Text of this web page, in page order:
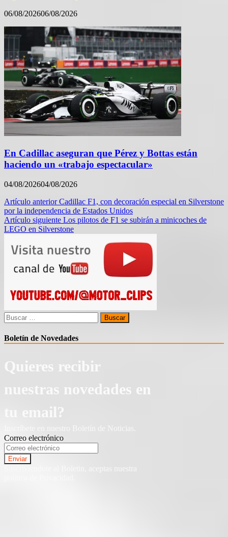
06/08/202606/08/2026
En Cadillac aseguran que Pérez y Bottas están
haciendo un «trabajo espectacular»
04/08/202604/08/2026
Navegación
de
entradas
Artículo anterior Cadillac F1, con decoración especial en Silverstone
por la independencia de Estados Unidos
Artículo siguiente Los pilotos de F1 se subirán a minicoches de
LEGO en Silverstone
Buscar:
Boletín de Novedades
Quieres recibir
nuestras novedades en
tu email?
Inscríbete en nuestro Boletín de Noticias.
Correo electrónico
Suscriviendote al Boletin, aceptas nuestra